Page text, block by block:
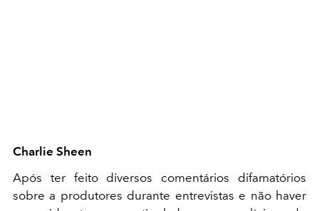
Charlie Sheen
Após ter feito diversos comentários difamatórios
sobre a produtores durante entrevistas e não haver